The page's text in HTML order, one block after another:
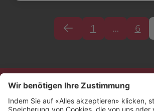
1 … 6
Kontakt